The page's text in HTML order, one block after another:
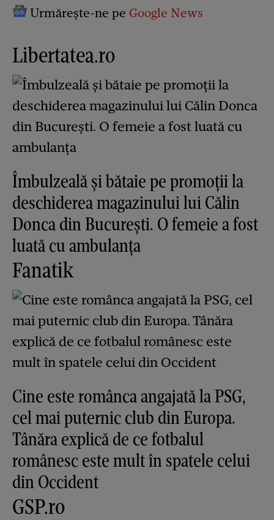
Urmărește-ne pe Google News
Libertatea.ro
Îmbulzeală și bătaie pe promoții la
deschiderea magazinului lui Călin
Donca din București. O femeie a fost
luată cu ambulanța
Fanatik
Cine este românca angajată la PSG,
cel mai puternic club din Europa.
Tânăra explică de ce fotbalul
românesc este mult în spatele celui
din Occident
GSP.ro